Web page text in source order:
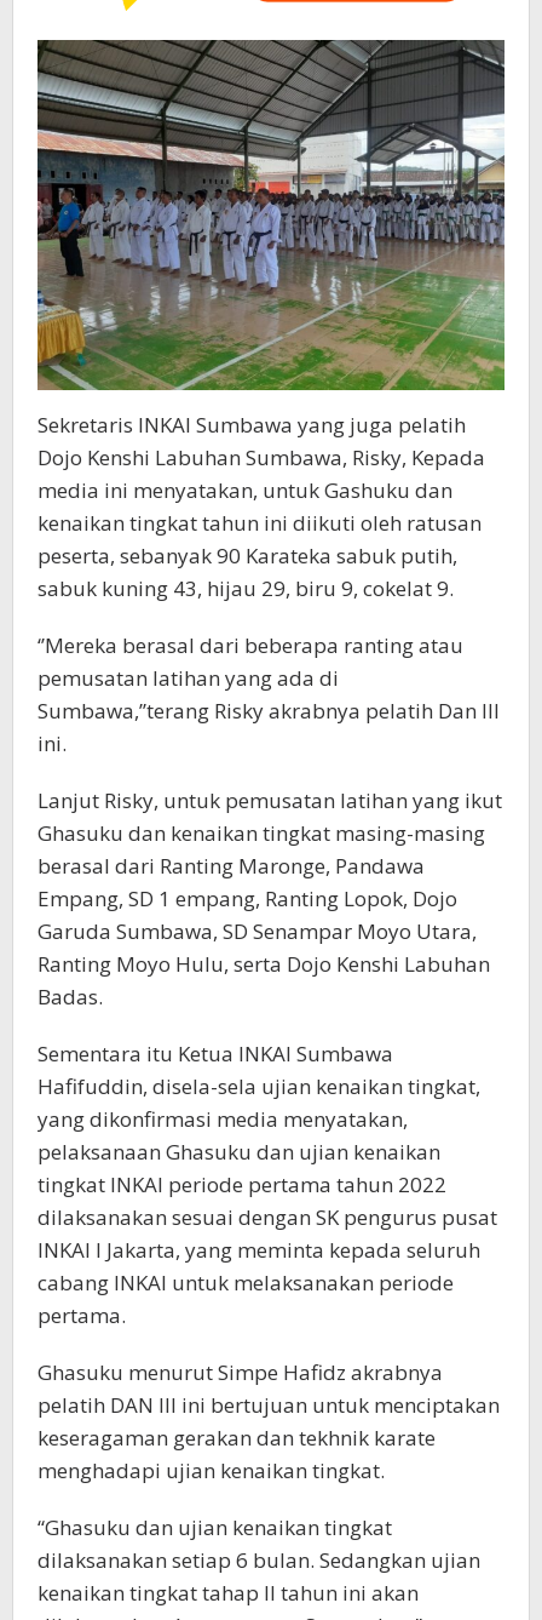
Sekretaris INKAI Sumbawa yang juga pelatih
Dojo Kenshi Labuhan Sumbawa, Risky, Kepada
media ini menyatakan, untuk Gashuku dan
kenaikan tingkat tahun ini diikuti oleh ratusan
peserta, sebanyak 90 Karateka sabuk putih,
sabuk kuning 43, hijau 29, biru 9, cokelat 9.
‘’Mereka berasal dari beberapa ranting atau
pemusatan latihan yang ada di
Sumbawa,’’terang Risky akrabnya pelatih Dan III
ini.
Lanjut Risky, untuk pemusatan latihan yang ikut
Ghasuku dan kenaikan tingkat masing-masing
berasal dari Ranting Maronge, Pandawa
Empang, SD 1 empang, Ranting Lopok, Dojo
Garuda Sumbawa, SD Senampar Moyo Utara,
Ranting Moyo Hulu, serta Dojo Kenshi Labuhan
Badas.
Sementara itu Ketua INKAI Sumbawa
Hafifuddin, disela-sela ujian kenaikan tingkat,
yang dikonfirmasi media menyatakan,
pelaksanaan Ghasuku dan ujian kenaikan
tingkat INKAI periode pertama tahun 2022
dilaksanakan sesuai dengan SK pengurus pusat
INKAI I Jakarta, yang meminta kepada seluruh
cabang INKAI untuk melaksanakan periode
pertama.
Ghasuku menurut Simpe Hafidz akrabnya
pelatih DAN III ini bertujuan untuk menciptakan
keseragaman gerakan dan tekhnik karate
menghadapi ujian kenaikan tingkat.
“Ghasuku dan ujian kenaikan tingkat
dilaksanakan setiap 6 bulan. Sedangkan ujian
kenaikan tingkat tahap II tahun ini akan